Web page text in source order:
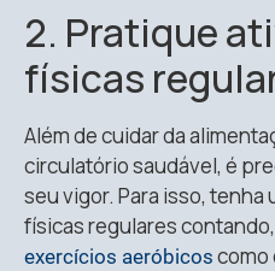
2. Pratique
físicas
Além de cuidar da
circulatório saudável, é
seu vigor. Para isso, tenha
físicas regulares
exercícios aeróbicos como